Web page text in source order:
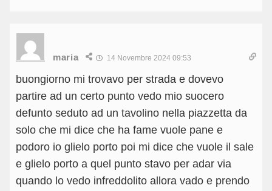
maria 14 Novembre 2024 09:53
buongiorno mi trovavo per strada e dovevo
partire ad un certo punto vedo mio suocero
defunto seduto ad un tavolino nella piazzetta da
solo che mi dice che ha fame vuole pane e
podoro io glielo porto poi mi dice che vuole il sale
e glielo porto a quel punto stavo per adar via
quando lo vedo infreddolito allora vado e prendo